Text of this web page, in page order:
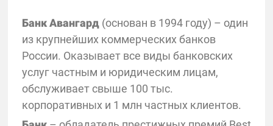
Банк Авангард(основан в 1994 году) – один
из крупнейших коммерческих банков
России. Оказывает все виды банковских
услуг частным и юридическим лицам,
обслуживает свыше 100 тыс.
корпоративных и 1 млн частных клиентов.